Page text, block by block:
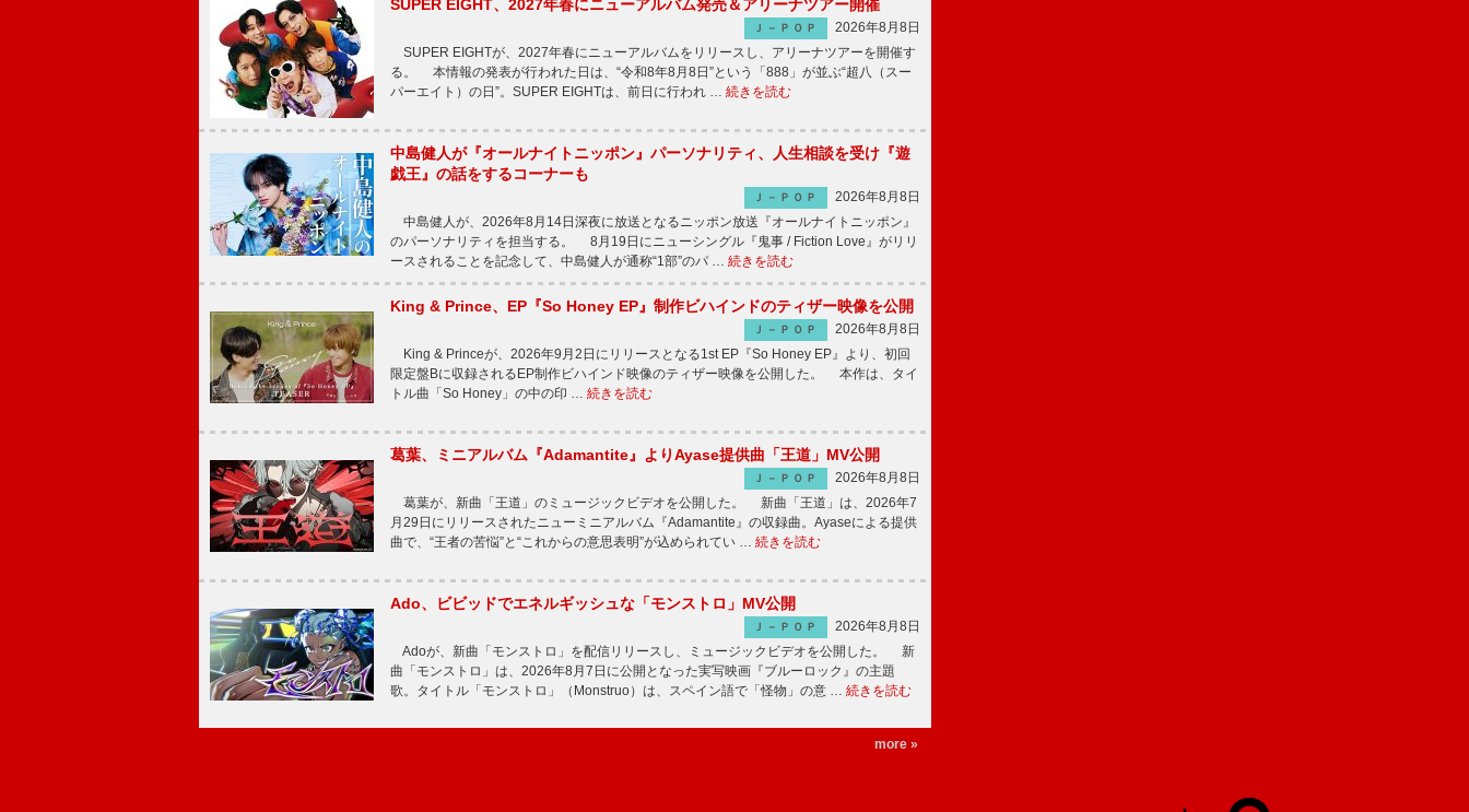
SUPER EIGHT、2027年春にニューアルバム発売＆アリーナツアー開催
Ｊ－ＰＯＰ
2026年8月8日
SUPER EIGHTが、2027年春にニューアルバムをリリースし、アリーナツアーを開催す
る。 本情報の発表が行われた日は、“令和8年8月8日”という「888」が並ぶ“超八（スー
パーエイト）の日”。SUPER EIGHTは、前日に行われ … 続きを読む
中島健人が『オールナイトニッポン』パーソナリティ、人生相談を受け『遊
戯王』の話をするコーナーも
Ｊ－ＰＯＰ
2026年8月8日
中島健人が、2026年8月14日深夜に放送となるニッポン放送『オールナイトニッポン』
のパーソナリティを担当する。 8月19日にニューシングル『鬼事 / Fiction Love』がリリ
ースされることを記念して、中島健人が通称“1部”のパ … 続きを読む
King & Prince、EP『So Honey EP』制作ビハインドのティザー映像を公開
Ｊ－ＰＯＰ
2026年8月8日
King & Princeが、2026年9月2日にリリースとなる1st EP『So Honey EP』より、初回
限定盤Bに収録されるEP制作ビハインド映像のティザー映像を公開した。 本作は、タイ
トル曲「So Honey」の中の印 … 続きを読む
葛葉、ミニアルバム『Adamantite』よりAyase提供曲「王道」MV公開
Ｊ－ＰＯＰ
2026年8月8日
葛葉が、新曲「王道」のミュージックビデオを公開した。 新曲「王道」は、2026年7
月29日にリリースされたニューミニアルバム『Adamantite』の収録曲。Ayaseによる提供
曲で、“王者の苦悩”と“これからの意思表明”が込められてい … 続きを読む
Ado、ビビッドでエネルギッシュな「モンストロ」MV公開
Ｊ－ＰＯＰ
2026年8月8日
Adoが、新曲「モンストロ」を配信リリースし、ミュージックビデオを公開した。 新
曲「モンストロ」は、2026年8月7日に公開となった実写映画『ブルーロック』の主題
歌。タイトル「モンストロ」（Monstruo）は、スペイン語で「怪物」の意 … 続きを読む
more »